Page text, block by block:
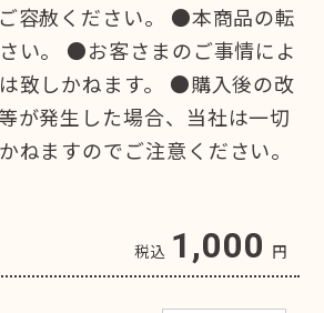
容赦ください。 ●本商品の転
い。 ●お客さまのご事情によ
致しかねます。 ●購入後の改
が発生した場合、当社は一切
ねますのでご注意ください。
税込 1,000 円